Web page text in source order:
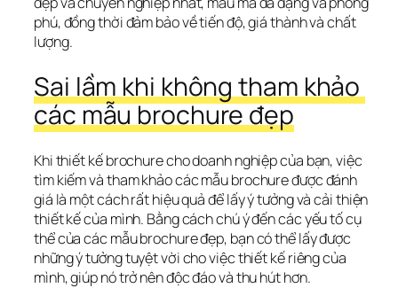
phú, đồng thời đảm bảo về tiến độ, giá thành và chất
lượng.
Sai lầm khi không tham khảo
các mẫu brochure đẹp
Khi thiết kế brochure cho doanh nghiệp của bạn, việc
tìm kiếm và tham khảo các mẫu brochure được đánh
giá là một cách rất hiệu quả để lấy ý tưởng và cải thiện
thiết kế của mình. Bằng cách chú ý đến các yếu tố cụ
thể của các mẫu brochure đẹp, bạn có thể lấy được
những ý tưởng tuyệt vời cho việc thiết kế riêng của
mình, giúp nó trở nên độc đáo và thu hút hơn.